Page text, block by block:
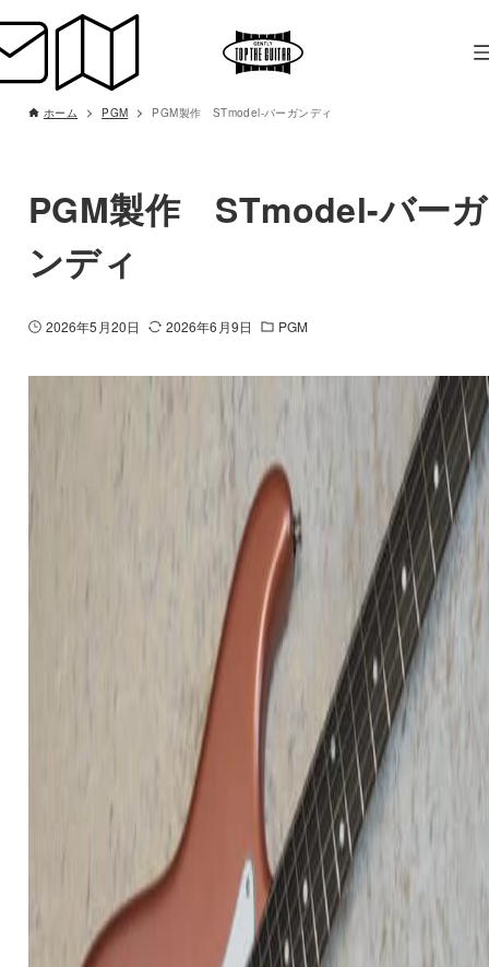
ホーム PGM PGM製作 STmodel-バーガンディ
PGM製作 STmodel-バーガ
ンディ
2026年5月20日 2026年6月9日 PGM